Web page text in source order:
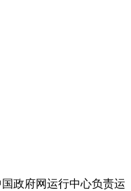
政府网运行中心负责运